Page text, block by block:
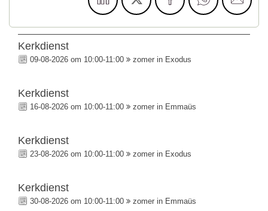
Kerkdienst
09-08-2026 om 10:00-11:00 zomer in Exodus
Kerkdienst
16-08-2026 om 10:00-11:00 zomer in Emmaüs
Kerkdienst
23-08-2026 om 10:00-11:00 zomer in Exodus
Kerkdienst
30-08-2026 om 10:00-11:00 zomer in Emmaüs